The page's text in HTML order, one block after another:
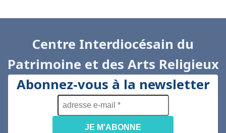
Centre Interdiocésain du
Patrimoine et des Arts Religieux
Abonnez-vous à la newsletter
adresse
e-
mail
*